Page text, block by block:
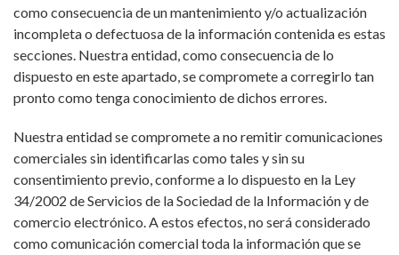
como consecuencia de un mantenimiento y/o actualización
incompleta o defectuosa de la información contenida es estas
secciones. Nuestra entidad, como consecuencia de lo
dispuesto en este apartado, se compromete a corregirlo tan
pronto como tenga conocimiento de dichos errores.
Nuestra entidad se compromete a no remitir comunicaciones
comerciales sin identificarlas como tales y sin su
consentimiento previo, conforme a lo dispuesto en la Ley
34/2002 de Servicios de la Sociedad de la Información y de
comercio electrónico. A estos efectos, no será considerado
como comunicación comercial toda la información que se